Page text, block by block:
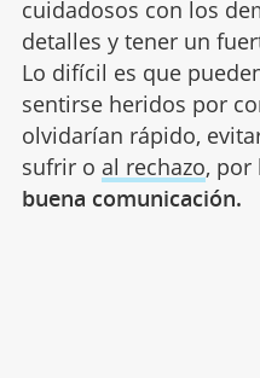
cuidadosos con los
detalles y tener un
Lo difícil es que
sentirse heridos por
olvidarían rápido,
sufrir o al rechazo, por
buena comunicación.